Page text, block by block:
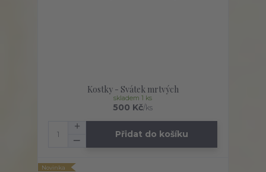
Kostky - Svátek mrtvých
500 Kč/ks
skladem 1 ks
Přidat do košíku
Novinka